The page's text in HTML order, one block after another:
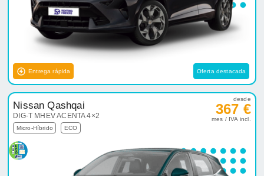
Entrega rápida Oferta destacada
Nissan Qashqai
DIG-T MHEV ACENTA 4×2
Micro-Híbrido ECO
desde
367 €
mes / IVA incl.